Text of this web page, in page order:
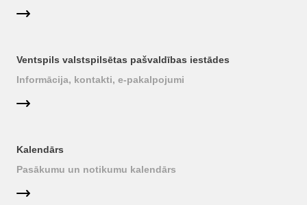
Ventspils valstspilsētas pašvaldības iestādes
Informācija, kontakti, e-pakalpojumi
Kalendārs
Pasākumu un notikumu kalendārs